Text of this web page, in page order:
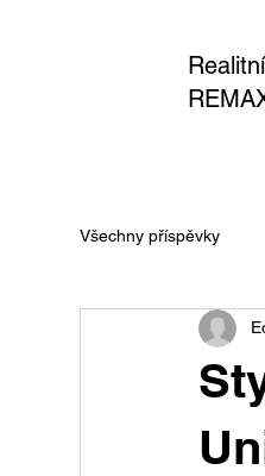
Všechny příspěvky